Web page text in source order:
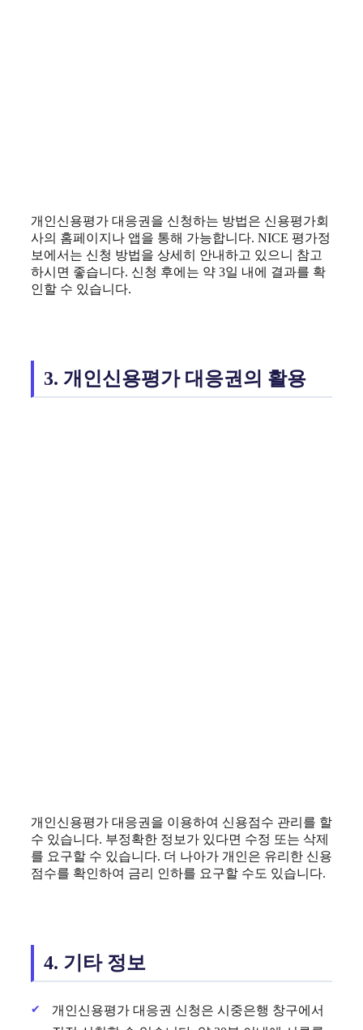
개인신용평가 대응권을 신청하는 방법은 신용평가회
사의 홈페이지나 앱을 통해 가능합니다. NICE 평가정
보에서는 신청 방법을 상세히 안내하고 있으니 참고
하시면 좋습니다. 신청 후에는 약 3일 내에 결과를 확
인할 수 있습니다.
3. 개인신용평가 대응권의 활용
개인신용평가 대응권을 이용하여 신용점수 관리를 할
수 있습니다. 부정확한 정보가 있다면 수정 또는 삭제
를 요구할 수 있습니다. 더 나아가 개인은 유리한 신용
점수를 확인하여 금리 인하를 요구할 수도 있습니다.
4. 기타 정보
개인신용평가 대응권 신청은 시중은행 창구에서